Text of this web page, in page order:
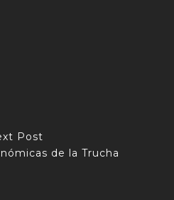
Post
de la Trucha